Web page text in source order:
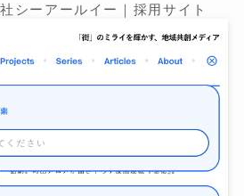
シーアールイー｜採用サイト